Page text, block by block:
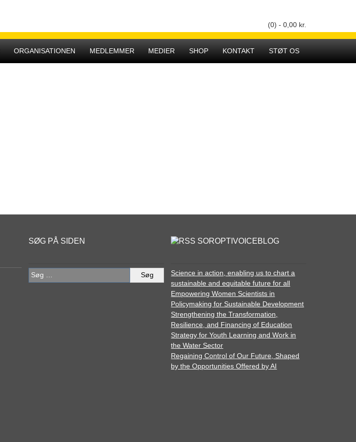
(0) -0,00 kr.
ORGANISATIONEN MEDLEMMER MEDIER SHOP KONTAKT STØT OS
SØG PÅ SIDEN
Søg
efter:
SOROPTIVOICEBLOG
Science in action, enabling us to chart a
sustainable and equitable future for all
Empowering Women Scientists in
Policymaking for Sustainable Development
Strengthening the Transformation,
Resilience, and Financing of Education
Strategy for Youth Learning and Work in
the Water Sector
Regaining Control of Our Future, Shaped
by the Opportunities Offered by AI